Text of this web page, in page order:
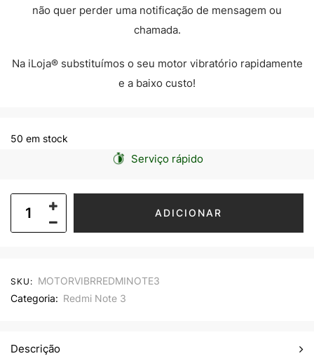
não quer perder uma notificação de mensagem ou
chamada.
Na iLoja® substituímos o seu motor vibratório rapidamente
e a baixo custo!
50 em stock
Serviço rápido
ADICIONAR
SKU: MOTORVIBRREDMINOTE3
Categoria: Redmi Note 3
Descrição